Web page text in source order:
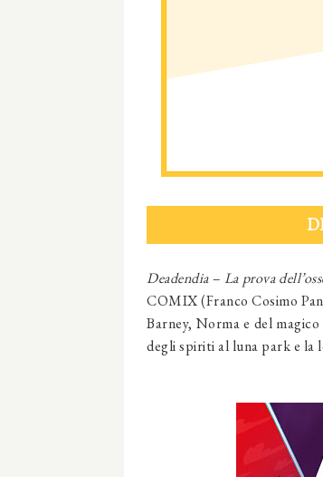
Deadendia – La prova
COMIX (Franco Cosimo
Barney, Norma e del
degli spiriti al luna park e la